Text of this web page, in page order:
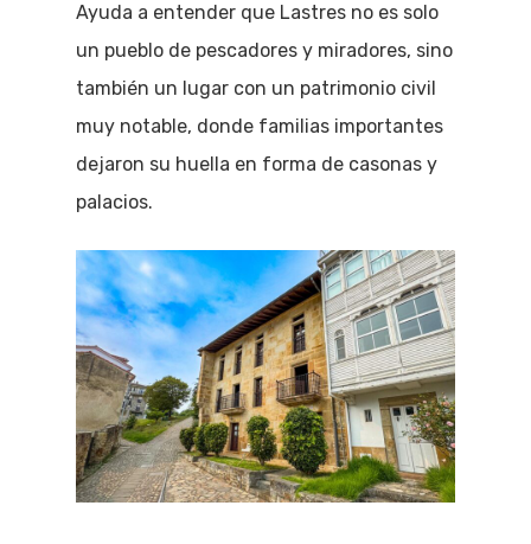
Ayuda a entender que Lastres no es solo
un pueblo de pescadores y miradores, sino
también un lugar con un patrimonio civil
muy notable, donde familias importantes
dejaron su huella en forma de casonas y
palacios.